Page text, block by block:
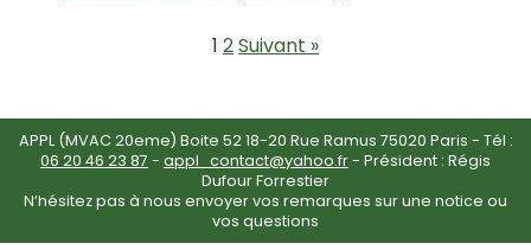
1 2Suivant »
APPL (MVAC 20eme) Boite 52 18-20 Rue Ramus 75020 Paris - Tél :
06 20 46 23 87 - appl_contact@yahoo.fr- Président : Régis
Dufour Forrestier
N’hésitez pas à nous envoyer vos remarques sur une notice ou
vos questions